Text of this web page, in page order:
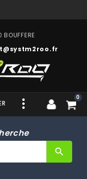
0
search